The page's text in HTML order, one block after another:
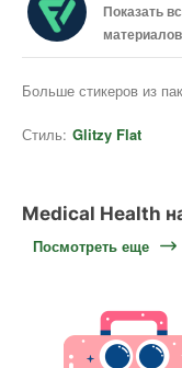
Показать
материалов
Больше стикеров из
Стиль: Glitzy Flat
Medical Health
Посмотреть еще